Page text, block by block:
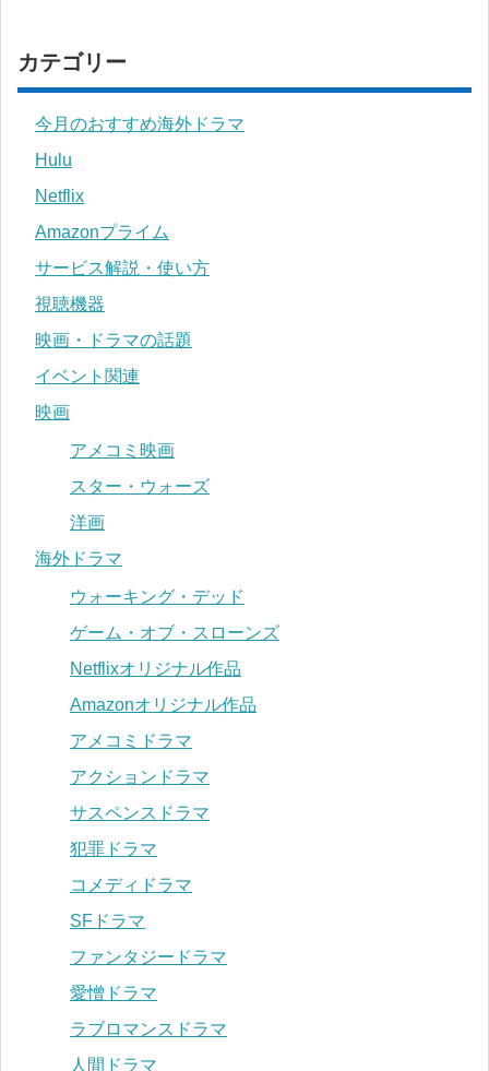
カテゴリー
今月のおすすめ海外ドラマ
Hulu
Netflix
Amazonプライム
サービス解説・使い方
視聴機器
映画・ドラマの話題
イベント関連
映画
アメコミ映画
スター・ウォーズ
洋画
海外ドラマ
ウォーキング・デッド
ゲーム・オブ・スローンズ
Netflixオリジナル作品
Amazonオリジナル作品
アメコミドラマ
アクションドラマ
サスペンスドラマ
犯罪ドラマ
コメディドラマ
SFドラマ
ファンタジードラマ
愛憎ドラマ
ラブロマンスドラマ
人間ドラマ